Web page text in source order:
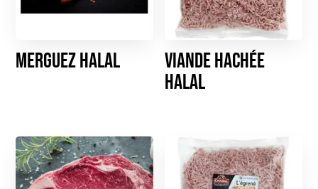
Merguez HALAL
Viande hachée
HALAL